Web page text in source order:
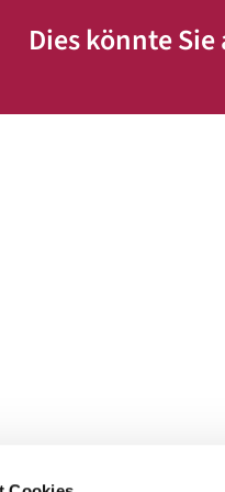
Dies könnte